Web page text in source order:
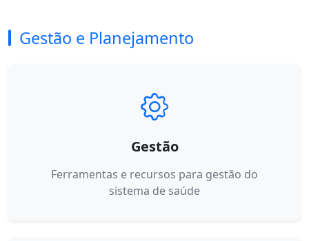
Gestão e Planejamento
Gestão
Ferramentas e recursos para gestão do
sistema de saúde